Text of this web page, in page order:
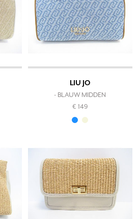
LIU JO
- BLAUW MIDDEN
€ 149